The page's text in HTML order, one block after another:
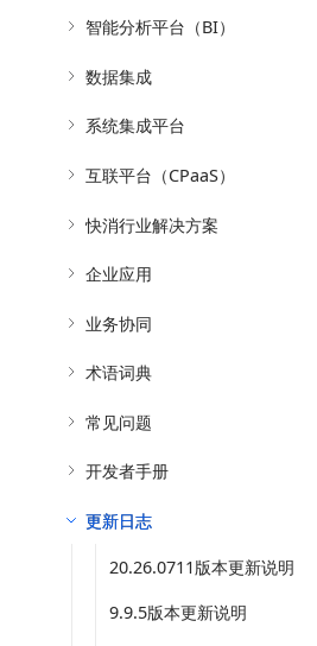
智能分析平台（BI）
数据集成
系统集成平台
互联平台（CPaaS）
快消行业解决方案
企业应用
业务协同
术语词典
常见问题
开发者手册
更新日志
20.26.0711版本更新说明
9.9.5版本更新说明